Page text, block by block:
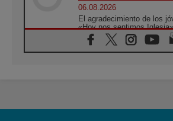
06.08.2026
El agradecimiento de los
«Hoy nos sentimos
06.08.2026
Líbano: Reanudan los